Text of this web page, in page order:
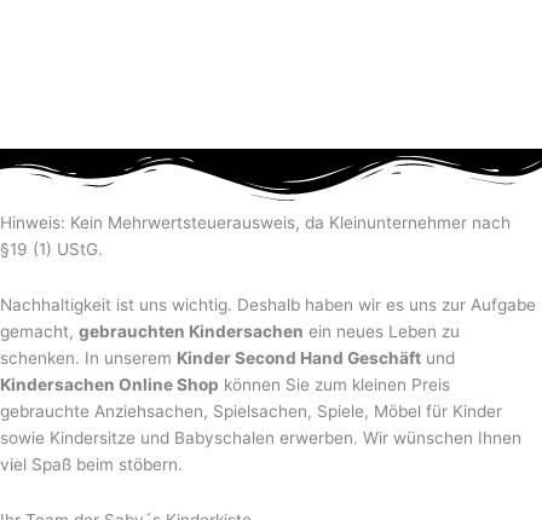
Hinweis: Kein Mehrwertsteuerausweis, da Kleinunternehmer nach
§19 (1) UStG.
Nachhaltigkeit ist uns wichtig. Deshalb haben wir es uns zur Aufgabe
gemacht, gebrauchten Kindersachen ein neues Leben zu
schenken. In unserem Kinder Second Hand Geschäft und
Kindersachen Online Shop können Sie zum kleinen Preis
gebrauchte Anziehsachen, Spiel­sachen, Spiele, Möbel für Kinder
sowie Kindersitze und Babyschalen erwerben. Wir wünschen Ihnen
viel Spaß beim stöbern.